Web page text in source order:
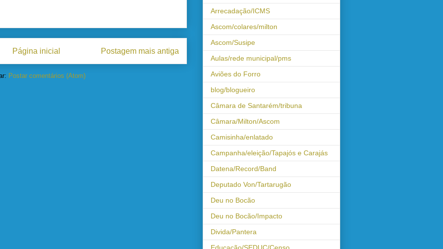
Postagem mais antiga
Página inicial
Postar comentários (Atom)
Arrecadação/ICMS
Ascom/colares/milton
Ascom/Susipe
Aulas/rede municipal/pms
Aviões do Forro
blog/blogueiro
Câmara de Santarém/tribuna
Câmara/Milton/Ascom
Camisinha/enlatado
Campanha/eleição/Tapajós e Carajás
Datena/Record/Band
Deputado Von/Tartarugão
Deu no Bocão
Deu no Bocão/Impacto
Divida/Pantera
Educação/SEDUC/Censo